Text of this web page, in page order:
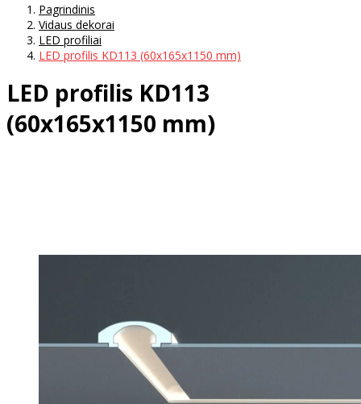
Pagrindinis
Vidaus dekorai
LED profiliai
LED profilis KD113 (60x165x1150 mm)
LED profilis KD113
(60x165x1150 mm)